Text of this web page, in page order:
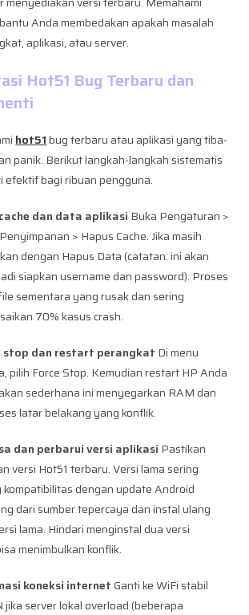
Anda membedakan apakah masalah
aplikasi, atau server.
Hot51 Bug Terbaru dan
hot51bug terbaru atau aplikasi yang tiba-
panik. Berikut langkah-langkah sistematis
bagi ribuan pengguna.
dan data aplikasi Buka Pengaturan >
> Hapus Cache. Jika masih
dengan Hapus Data (catatan: ini akan
siapkan username dan password). Proses
sementara yang rusak dan sering
70% kasus crash.
stop dan restart perangkat Di menu
pilih Force Stop. Kemudian restart HP Anda
sederhana ini menyegarkan RAM dan
latar belakang yang konflik.
dan perbarui versi aplikasi Pastikan
versi Hot51 terbaru. Versi lama sering
dengan update Android
dari sumber tepercaya dan instal ulang
lama. Hindari menginstal dua versi
menimbulkan konflik.
koneksi internetGanti ke WiFi stabil
jika server lokal overload (beberapa